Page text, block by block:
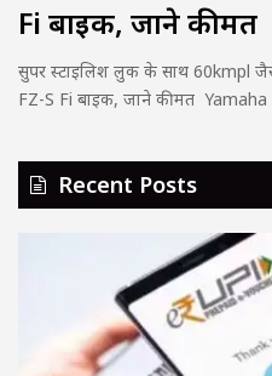
Fi बाइक, जाने कीमत
सुपर स्टाइलिश लुक के साथ 60kmpl
FZ-S Fi बाइक, जाने कीमत
Recent Posts